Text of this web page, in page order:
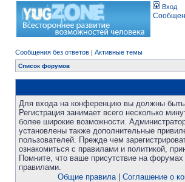
Вход
Сообщения без ответов | Активные темы
Список форумов
Для входа на конференцию вы должны быть
Регистрация занимает всего несколько
более широкие возможности.
установлены также дополнительные
пользователей. Прежде чем
ознакомиться с правилами и политикой,
Помните, что ваше присутствие на форумах
правилами.
Общие правила| Соглашение о